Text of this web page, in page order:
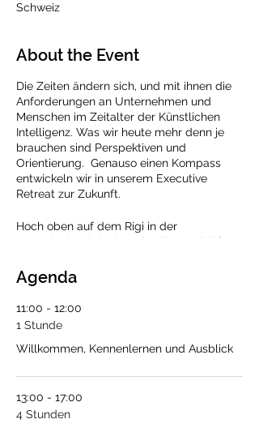
Schweiz
About the Event
Die Zeiten ändern sich, und mit ihnen die
Anforderungen an Unternehmen und
Menschen im Zeitalter der Künstlichen
Intelligenz. Was wir heute mehr denn je
brauchen sind Perspektiven und
Orientierung. Genauso einen Kompass
entwickeln wir in unserem Executive
Retreat zur Zukunft.
Hoch oben auf dem Rigi in der
Zentralschweiz laden wir Führungskräfte
und Erfahrungsaustausch ein.
Wir adressieren die entscheidenden
Themen für die Gestaltung der Zukunft.
Das neue Neu: Chancen und Risiken
Der neue Kern der Arbeitgeber-
Attraktivität
Eine neue Symbiose aus Mensch
Agenda
11:00 - 12:00
1 Stunde
Willkommen, Kennenlernen und Ausblick
13:00 - 17:00
4 Stunden